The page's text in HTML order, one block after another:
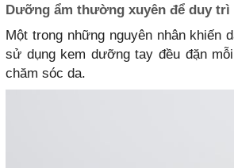
Dưỡng ẩm thường xuyên để duy trì
Một trong những nguyên nhân khiến
sử dụng kem dưỡng tay đều đặn
chăm sóc da.